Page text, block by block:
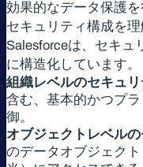
効果的なデータ保護
セキュリティ構成を
Salesforceは、セキュ
に構造化しています。
組織レベルのセキュリ
含む、基本的かつプ
御。
オブジェクトレベルの
のデータオブジェク